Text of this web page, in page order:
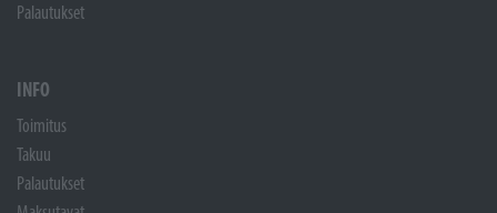
Palautukset
INFO
Toimitus
Takuu
Palautukset